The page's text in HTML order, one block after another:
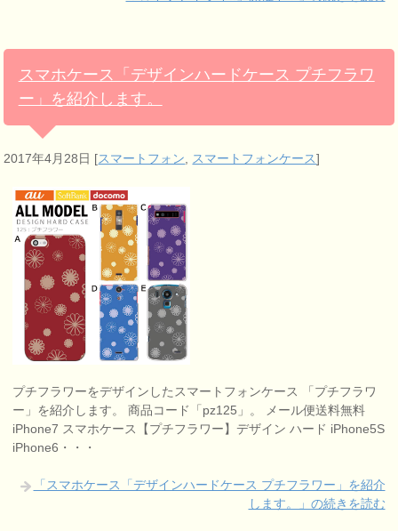
スマホケース「デザインハードケース プチフラワ
ー」を紹介します。
2017年4月28日 [スマートフォン スマートフォンケース]
プチフラワーをデザインしたスマートフォンケース 「プチフラワ
ー」を紹介します。 商品コード「pz125」。 メール便送料無料
iPhone7 スマホケース【プチフラワー】デザイン ハード iPhone5S
iPhone6・・・
「スマホケース「デザインハードケース プチフラワー」を紹介
します。」の続きを読む